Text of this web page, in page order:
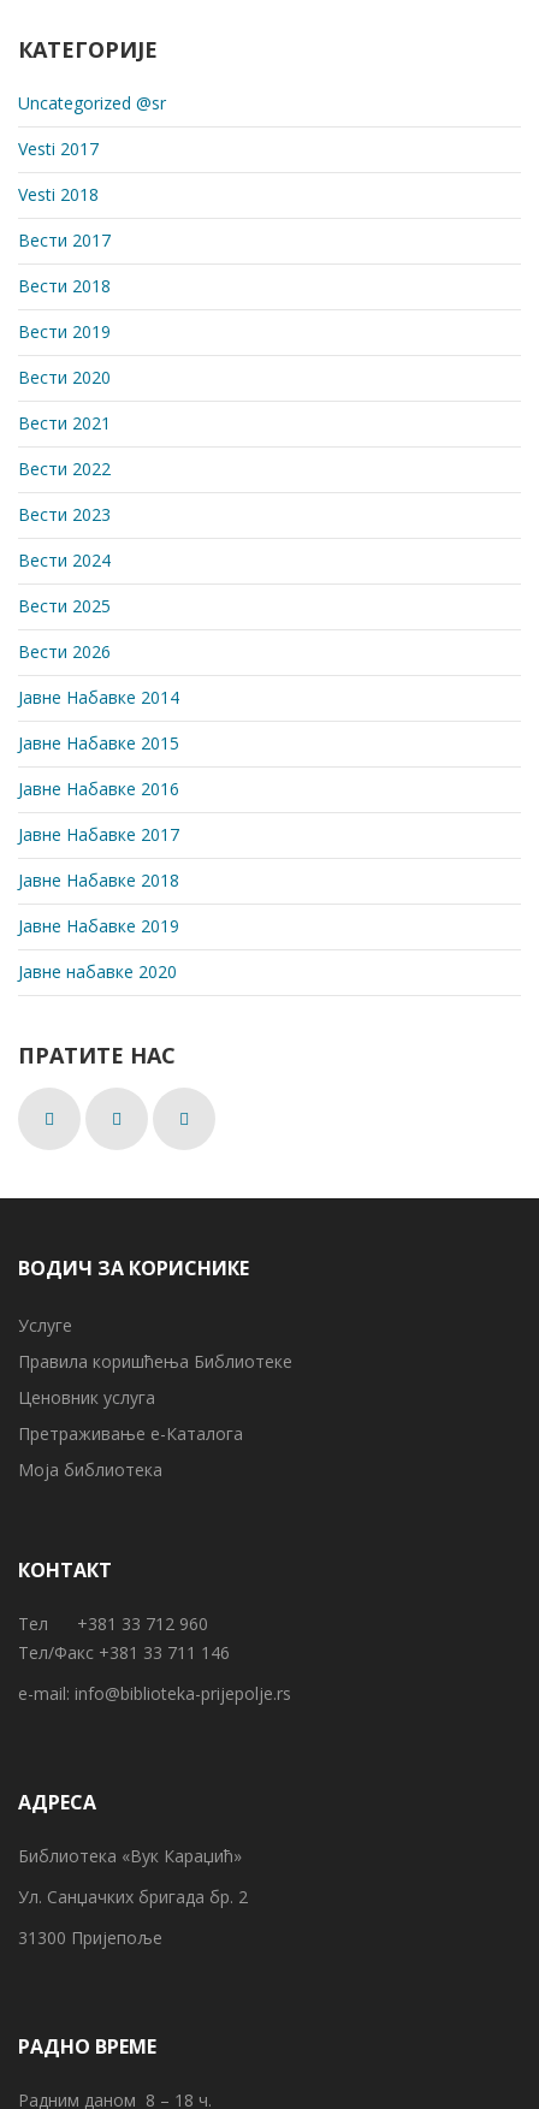
КАТЕГОРИЈЕ
Uncategorized @sr
Vesti 2017
Vesti 2018
Вести 2017
Вести 2018
Вести 2019
Вести 2020
Вести 2021
Вести 2022
Вести 2023
Вести 2024
Вести 2025
Вести 2026
Јавне Набавке 2014
Јавне Набавке 2015
Јавне Набавке 2016
Јавне Набавке 2017
Јавне Набавке 2018
Јавне Набавке 2019
Јавне набавке 2020
ПРАТИТЕ НАС
ВОДИЧ ЗА КОРИСНИКЕ
Услуге
Правила коришћења Библиотеке
Ценовник услуга
Претраживање е-Каталога
Моја библиотека
КОНТАКТ
Тел +381 33 712 960
Тел/Факс +381 33 711 146
e-mail: info@biblioteka-prijepolje.rs
АДРЕСА
Библиотека «Вук Караџић»
Ул. Санџачких бригада бр. 2
31300 Пријепоље
РАДНО ВРЕМЕ
Радним даном 8 – 18 ч.